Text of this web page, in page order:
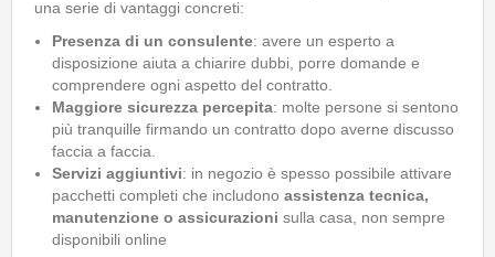
una serie di vantaggi concreti:
Presenza di un consulente: avere un esperto a
disposizione aiuta a chiarire dubbi, porre domande e
comprendere ogni aspetto del contratto.
Maggiore sicurezza percepita: molte persone si sentono
più tranquille firmando un contratto dopo averne discusso
faccia a faccia.
Servizi aggiuntivi: in negozio è spesso possibile attivare
pacchetti completi che includono assistenza tecnica,
manutenzione o assicurazioni sulla casa, non sempre
disponibili online